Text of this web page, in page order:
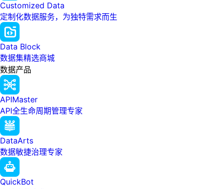
Customized Data
定制化数据服务，为独特需求而生
Data Block
数据集精选商城
数据产品
APIMaster
API全生命周期管理专家
DataArts
数据敏捷治理专家
QuickBot